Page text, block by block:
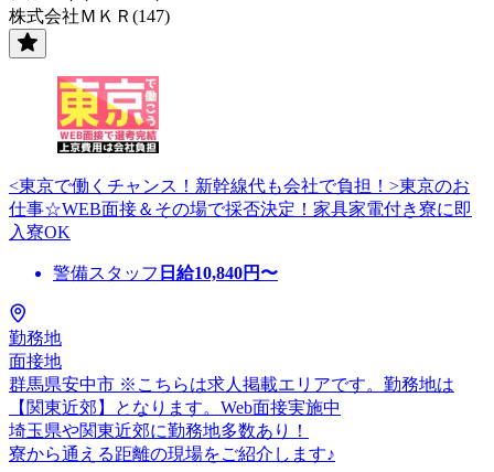
株式会社ＭＫＲ(147)
<東京で働くチャンス！新幹線代も会社で負担！>東京のお
仕事☆WEB面接＆その場で採否決定！家具家電付き寮に即
入寮OK
警備スタッフ 日給10,840円〜
勤務地
面接地
群馬県安中市 ※こちらは求人掲載エリアです。勤務地は
【関東近郊】となります。Web面接実施中
埼玉県や関東近郊に勤務地多数あり！
寮から通える距離の現場をご紹介します♪